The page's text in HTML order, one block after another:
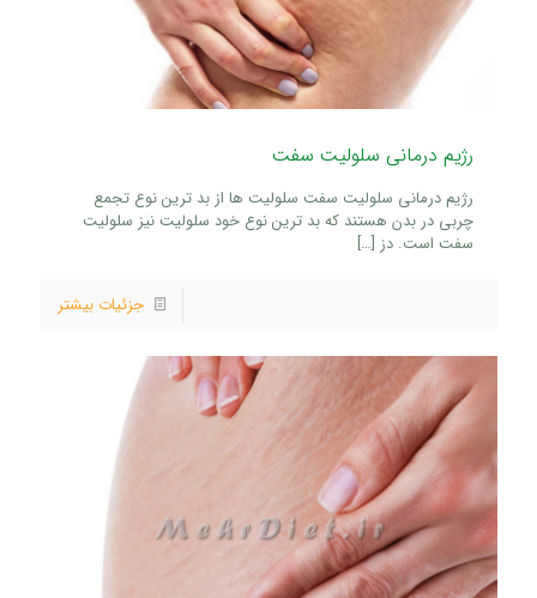
رژیم درمانی سلولیت سفت
رژیم درمانی سلولیت سفت سلولیت ها از بد ترین نوع تجمع
چربی در بدن هستند که بد ترین نوع خود سلولیت نیز سلولیت
سفت است. دز […]
جزئیات بیشتر